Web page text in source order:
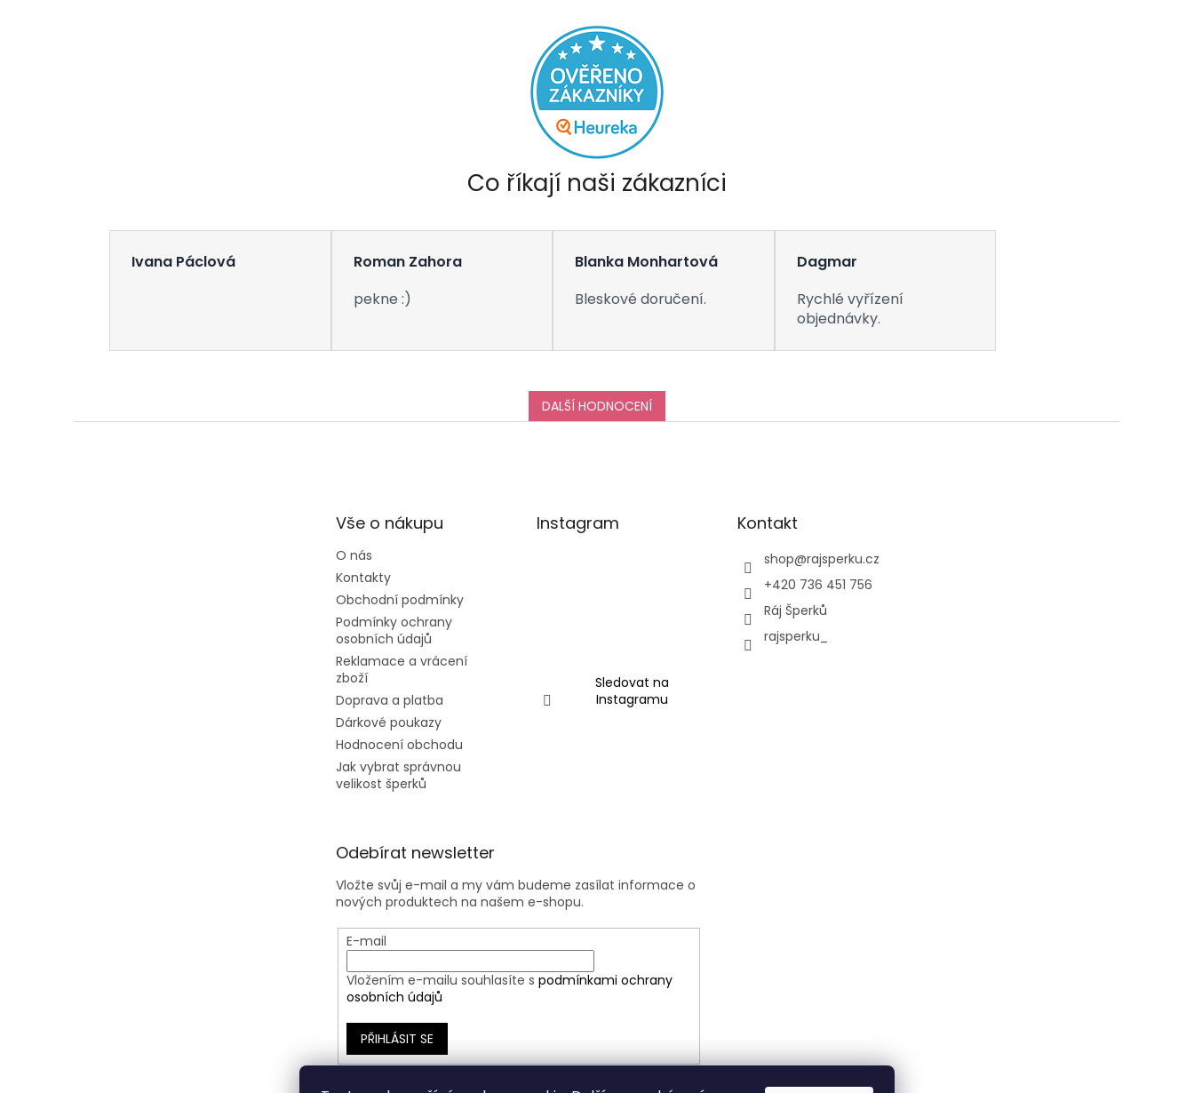
Co říkají naši zákazníci
Ivana Páclová
Roman Zahora
pekne :)
Blanka Monhartová
Bleskové doručení.
Dagmar
Rychlé vyřízení
objednávky.
DALŠÍ HODNOCENÍ
Vše o nákupu
O nás
Kontakty
Obchodní podmínky
Podmínky ochrany
osobních údajů
Reklamace a vrácení
zboží
Doprava a platba
Dárkové poukazy
Hodnocení obchodu
Jak vybrat správnou
velikost šperků
Instagram
Sledovat na
Instagramu
Kontakt
shop@rajsperku.cz
+420 736 451 756
Ráj Šperků
rajsperku_
Odebírat newsletter
Vložte svůj e-mail a my vám budeme zasílat informace o
nových produktech na našem e-shopu.
E-mail
Vložením e-mailu souhlasíte s podmínkami ochrany
osobních údajů
PŘIHLÁSIT SE